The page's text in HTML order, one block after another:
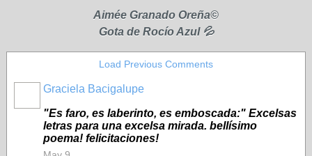
Aimée Granado Oreña©
Gota de Rocío Azul 💦
Load Previous Comments
Graciela Bacigalupe
"Es faro, es laberinto, es emboscada:" Excelsas
letras para una excelsa mirada. bellísimo
poema! felicitaciones!